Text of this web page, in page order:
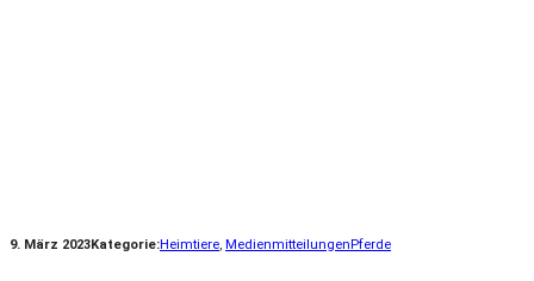
9. März 2023Kategorie:Heimtiere, Medienmitteilungen Pferde